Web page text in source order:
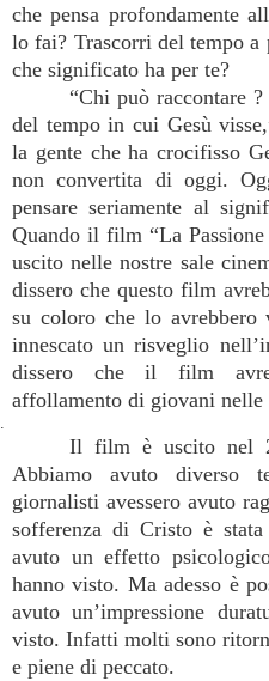
che pensa profondamente
lo fai? Trascorri del tempo a
che significato ha per te?
“Chi può raccontare
del tempo in cui Gesù
la gente che ha crocifisso
non convertita di oggi.
pensare seriamente al
Quando il film “La
uscito nelle nostre sale
dissero che questo film
su coloro che lo avrebbero
innescato un risveglio
dissero che il film
affollamento di giovani nelle
.
Il film è uscito nel
Abbiamo avuto diverso
giornalisti avessero avuto
sofferenza di Cristo è
avuto un effetto
hanno visto. Ma adesso è
avuto un’impressione
visto. Infatti molti sono
e piene di peccato.